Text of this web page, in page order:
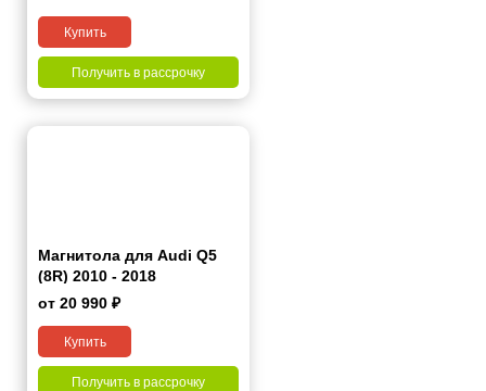
Купить
Получить в рассрочку
Магнитола для Audi Q5
(8R) 2010 - 2018
от 20 990 ₽
Купить
Получить в рассрочку